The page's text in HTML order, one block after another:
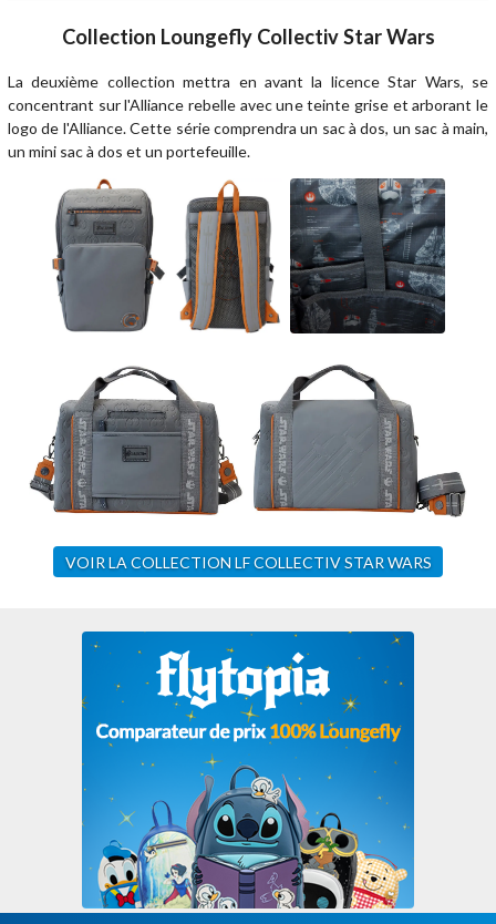
Collection Loungefly Collectiv Star Wars
La deuxième collection mettra en avant la licence Star Wars, se
concentrant sur l'Alliance rebelle avec une teinte grise et arborant le
logo de l'Alliance. Cette série comprendra un sac à dos, un sac à main,
un mini sac à dos et un portefeuille.
VOIR LA COLLECTION LF COLLECTIV STAR WARS